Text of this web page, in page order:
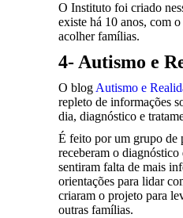
O Instituto foi criado
existe há 10 anos, com
acolher famílias.
4- Autismo e
O blog Autismo e
repleto de informações
dia, diagnóstico e
É feito por um grupo de
receberam o diagnóstico
sentiram falta de mais
orientações para lidar
criaram o projeto para
outras famílias.